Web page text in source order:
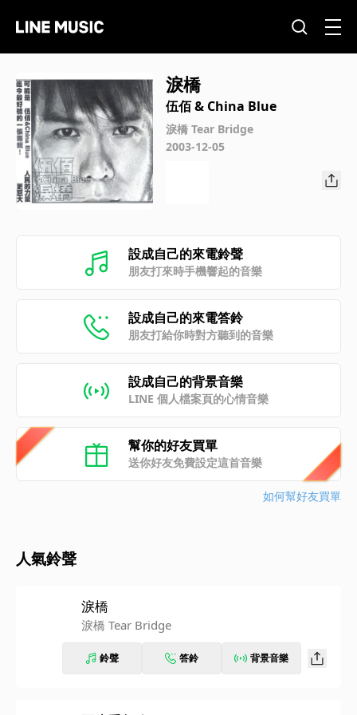
淚橋
伍佰 & China Blue
淚橋 Tear Bridge
2003-12-05
設成自己的來電鈴聲
朋友打來時手機響起的音樂
設成自己的來電答鈴
朋友打給你時對方聽到的音樂
設成自己的背景音樂
LINE 個人檔案頁的心情音樂
幫你的好友買單
送你好友免費設定這首音樂
如何幫好友買單
人氣鈴聲
淚橋
淚橋 Tear Bridge
鈴聲 答鈴 背景音樂